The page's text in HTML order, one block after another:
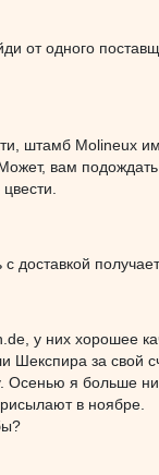
от одного
штамб Molineux
вам подождать
доставкой
у них хорошее
Шекспира за свой
я больше
в ноябре.